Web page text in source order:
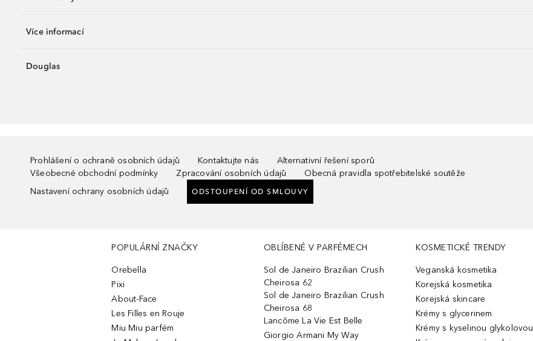
Více informací
Douglas
Prohlášení o ochraně osobních údajů Kontaktujte nás
Alternativní řešení sporů
Všeobecné obchodní podmínky
Zpracování osobních údajů
Obecná pravidla spotřebitelské soutěže
Nastavení ochrany osobních údajů
ODSTOUPENÍ OD SMLOUVY
POPULÁRNÍ ZNAČKY
Orebella
Pixi
About-Face
Les Filles en Rouje
Miu Miu parfém
OBLÍBENÉ V PARFÉMECH
Sol de Janeiro Brazilian Crush
Cheirosa 62
Sol de Janeiro Brazilian Crush
Cheirosa 68
Lancôme La Vie Est Belle
Giorgio Armani My Way
KOSMETICKÉ TRENDY
Veganská kosmetika
Korejská kosmetika
Korejská skincare
Krémy s glycerinem
Krémy s kyselinou glykolovou